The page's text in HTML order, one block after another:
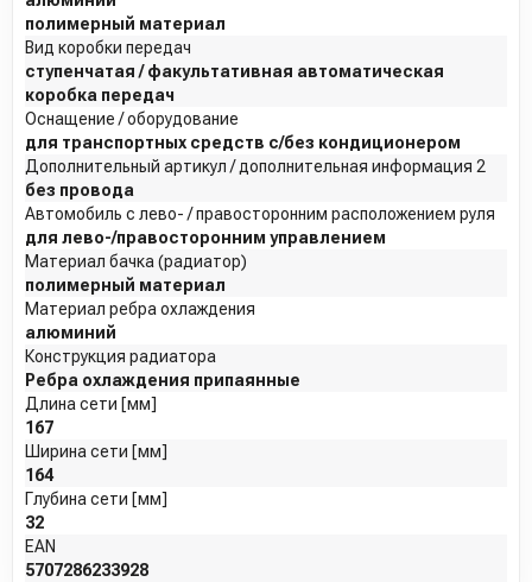
полимерный материал
Вид коробки передач
ступенчатая / факультативная автоматическая
коробка передач
Оснащение / оборудование
для транспортных средств с/без кондиционером
Дополнительный артикул / дополнительная информация 2
без провода
Автомобиль с лево- / правосторонним расположением руля
для лево-/правосторонним управлением
Материал бачка (радиатор)
полимерный материал
Материал ребра охлаждения
алюминий
Конструкция радиатора
Ребра охлаждения припаянные
Длина сети [мм]
167
Ширина сети [мм]
164
Глубина сети [мм]
32
EAN
5707286233928